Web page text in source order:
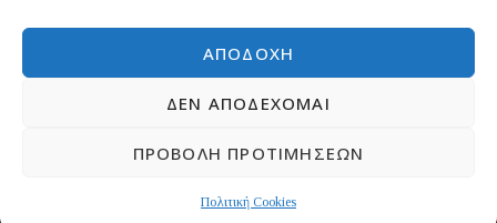
ΑΠΟΔΟΧΉ
ΔΕΝ ΑΠΟΔΈΧΟΜΑΙ
ΠΡΟΒΟΛΉ ΠΡΟΤΙΜΉΣΕΩΝ
Πολιτική Cookies
Copyright © 2026 | Developed byPr-om.gr
ΠΟΛΙΤΙΚΗ ΑΠΟΡΡΗΤΟΥΕΠΙΚΟΙΝΩΝΙΑ